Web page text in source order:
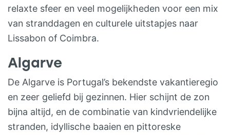
natuurlijk vrijblijvend en gebeurt alleen bij
voldoende belangstelling. SPECIAAL VOOR
DE OUDERS Ouders kunnen gemasseerd
aan huis en er kan 1 of 2x per week yoga
gegeven worden.
relaxte sfeer en veel mogelijkheden voor een mix
van stranddagen en culturele uitstapjes naar
Lissabon of Coimbra.
Algarve
De Algarve is Portugal’s bekendste vakantieregio
en zeer geliefd bij gezinnen. Hier schijnt de zon
bijna altijd, en de combinatie van kindvriendelijke
stranden, idyllische baaien en pittoreske